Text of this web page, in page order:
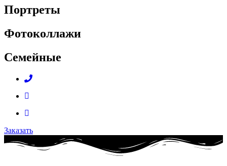
Портреты
Фотоколлажи
Семейные
Заказать